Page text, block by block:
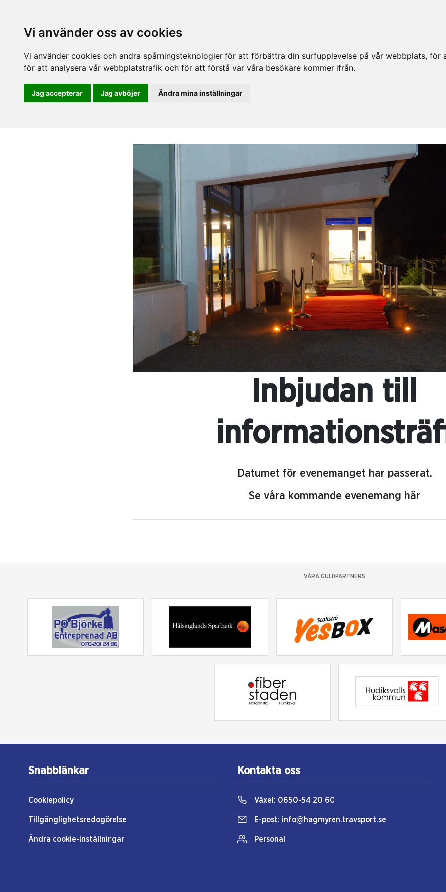
Vi använder oss av cookies
Vi använder cookies och andra spårningsteknologier för att förbättra din surfupplevelse på vår webbplats, för
för att analysera vår webbplatstrafik och för att förstå var våra besökare kommer ifrån.
Jag accepterar Jag avböjer Ändra mina inställningar
Inbjudan till
Datumet för evenemanget har passerat.
Se våra kommande evenemang här
VÅRA GULDPARTNERS
Snabblänkar
Cookiepolicy
Tillgänglighetsredogörelse
Ändra cookie-inställningar
Kontakta oss
Växel: 0650-54 20 60
E-post: info@hagmyren.travsport.se
Personal